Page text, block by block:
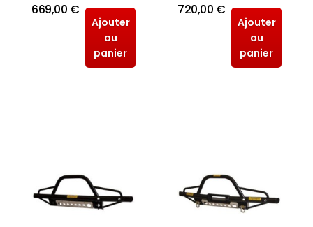
669,00 €
Ajouter
au
panier
720,00 €
Ajouter
au
panier